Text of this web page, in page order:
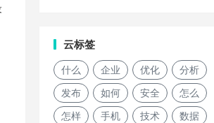
云标签
什么 企业 优化 分析
发布 如何 安全 怎么
怎样 手机 技术 数据